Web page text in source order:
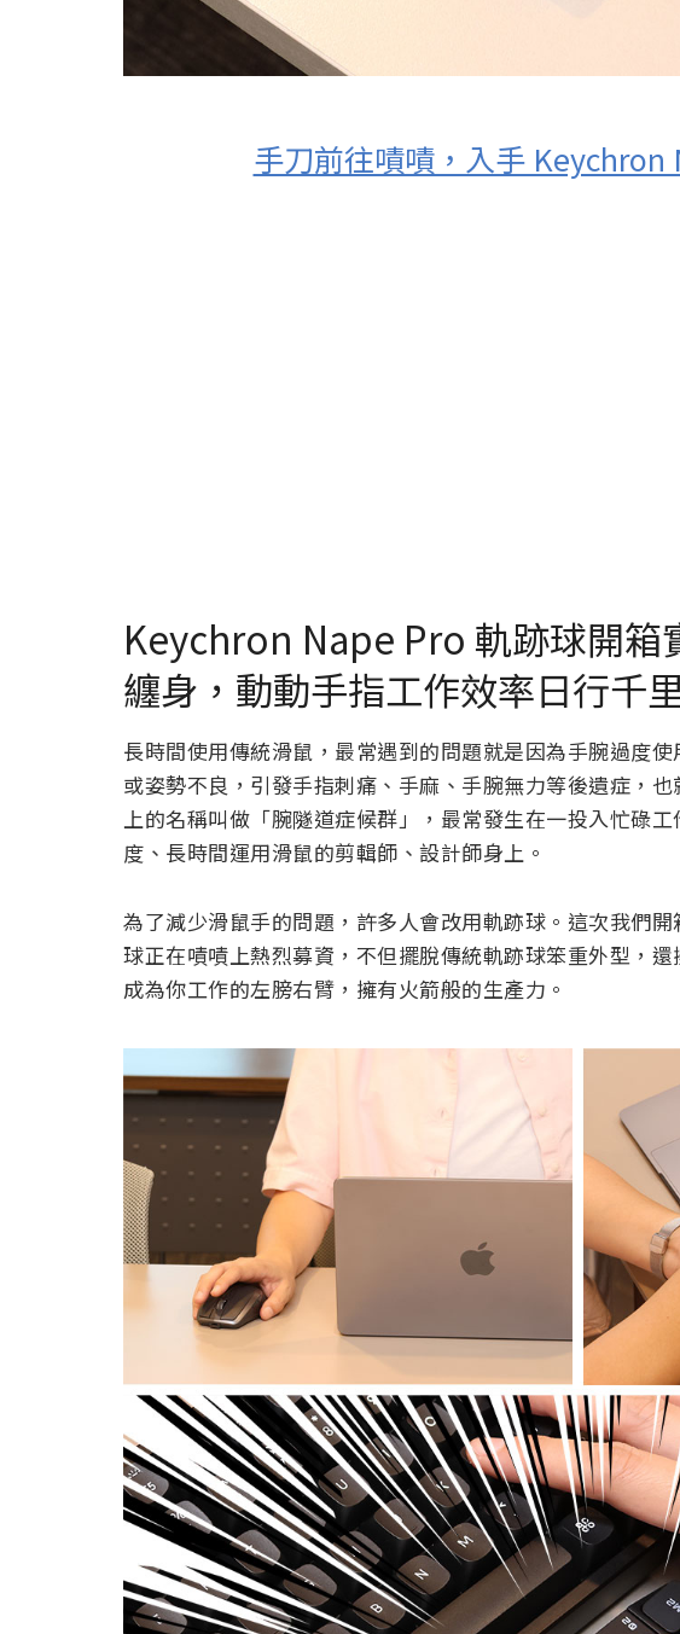
手刀前往嘖嘖，入手 Keychron
Keychron Nape Pro 軌跡球開箱
纏身，動動手指工作效率日行千
長時間使用傳統滑鼠，最常遇到的問題就是因為手腕過度使
或姿勢不良，引發手指刺痛、手麻、手腕無力等後遺症，
上的名稱叫做「腕隧道症候群」，最常發生在一投入忙碌
度、長時間運用滑鼠的剪輯師、設計師身上。
為了減少滑鼠手的問題，許多人會改用軌跡球。這次我們
球正在嘖嘖上熱烈募資，不但擺脫傳統軌跡球笨重外型，
成為你工作的左膀右臂，擁有火箭般的生產力。